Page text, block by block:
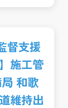
督支援
施工管
和歌
維持出